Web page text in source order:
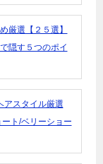
厳選【２５選】
隠す５つのポイ
アスタイル厳選
ート/ベリーショー